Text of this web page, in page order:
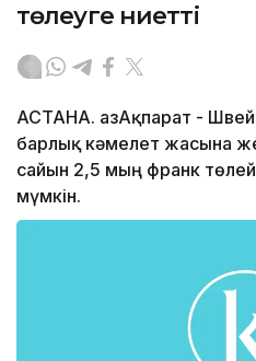
төлеуге ниетті
АСТАНА. ҚазАқпарат -
барлық кәмелет жасына
сайын 2,5 мың франк
мүмкін.